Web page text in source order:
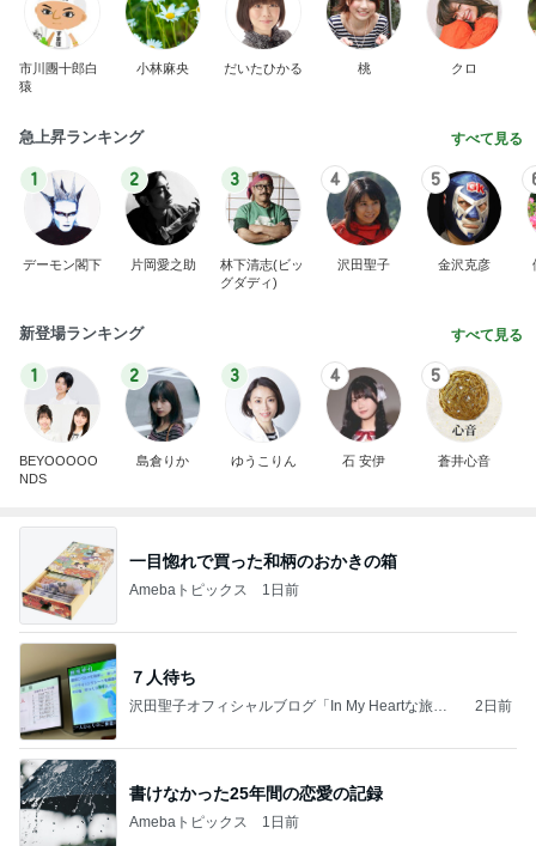
市川團十郎白
猿
小林麻央 だいたひかる 桃 クロ
急上昇ランキング すべて見る
1
デーモン閣下
2
片岡愛之助
3
林下清志(ビッ
グダディ)
4
沢田聖子
5
金沢克彦
新登場ランキング すべて見る
1
BEYOOOOO
NDS
2
島倉りか
3
ゆうこりん
4
石 安伊
5
蒼井心音
一目惚れで買った和柄のおかきの箱
Amebaトピックス 1日前
７人待ち
沢田聖子オフィシャルブログ「In My Heartな旅日
2日前
書けなかった25年間の恋愛の記録
Amebaトピックス 1日前